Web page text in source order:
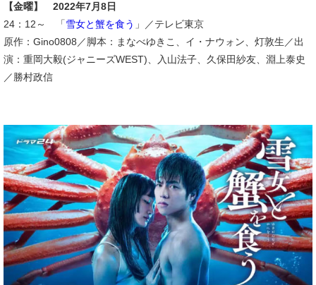
【金曜】 2022年7月8日
24：12～ 「雪女と蟹を食う 」／テレビ東京
原作：Gino0808／脚本：まなべゆきこ、イ・ナウォン、灯敦生／出
演：重岡大毅(ジャニーズWEST)、入山法子、久保田紗友、淵上泰史
／勝村政信